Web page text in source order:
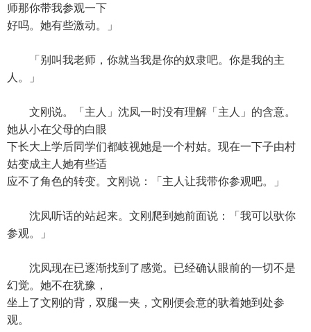
师那你带我参观一下
好吗。她有些激动。」
「别叫我老师，你就当我是你的奴隶吧。你是我的主
人。」
文刚说。「主人」沈凤一时没有理解「主人」的含意。
她从小在父母的白眼
下长大上学后同学们都岐视她是一个村姑。现在一下子由村
姑变成主人她有些适
应不了角色的转变。文刚说：「主人让我带你参观吧。」
沈凤听话的站起来。文刚爬到她前面说：「我可以驮你
参观。」
沈凤现在已逐渐找到了感觉。已经确认眼前的一切不是
幻觉。她不在犹豫，
坐上了文刚的背，双腿一夹，文刚便会意的驮着她到处参
观。